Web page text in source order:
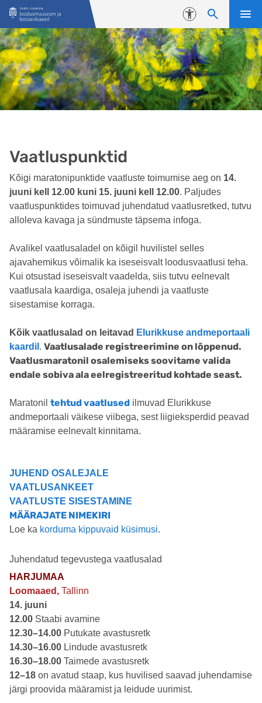
Liigu edasi põhisisu juurde
Juurdepääsetavus
Vaatluspunktid
Kõigi maratonipunktide vaatluste toimumise aeg on 14.
juuni kell 12.00 kuni 15. juuni kell 12.00. Paljudes
vaatluspunktides toimuvad juhendatud vaatlusretked, tutvu
alloleva kavaga ja sündmuste täpsema infoga.
Avalikel vaatlusaladel on kõigil huvilistel selles
ajavahemikus võimalik ka iseseisvalt loodusvaatlusi teha.
Kui otsustad iseseisvalt vaadelda, siis tutvu eelnevalt
vaatlusala kaardiga, osaleja juhendi ja vaatluste
sisestamise korraga.
Kõik vaatlusalad on leitavad Elurikkuse andmeportaali
kaardil . Vaatlusalade registreerimine on lõppenud.
Vaatlusmaratonil osalemiseks soovitame valida
endale sobiva ala eelregistreeritud kohtade seast.
Maratonil tehtud vaatlused ilmuvad Elurikkuse
andmeportaali väikese viibega, sest liigieksperdid peavad
määramise eelnevalt kinnitama.
JUHEND OSALEJALE
VAATLUSANKEET
VAATLUSTE SISESTAMINE
MÄÄRAJATE NIMEKIRI
Loe ka korduma kippuvaid küsimusi.
Juhendatud tegevustega vaatlusalad
HARJUMAA
Loomaaed, Tallinn
14. juuni
12.00 Staabi avamine
12.30–14.00 Putukate avastusretk
14.30–16.00 Lindude avastusretk
16.30–18.00 Taimede avastusretk
12–18 on avatud staap, kus huvilised saavad juhendamise
järgi proovida määramist ja leidude uurimist.